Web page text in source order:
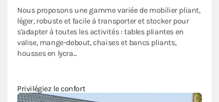
Nous proposons une gamme variée de mobilier pliant,
léger, robuste et facile à transporter et stocker pour
s'adapter à toutes les activités : tables pliantes en
valise, mange-debout, chaises et bancs pliants,
housses en lycra...
Privilégiez le confort